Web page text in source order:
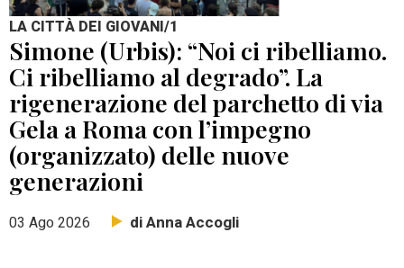
LA CITTÀ DEI GIOVANI/1
Simone (Urbis): “Noi ci ribelliamo.
Ci ribelliamo al degrado”. La
rigenerazione del parchetto di via
Gela a Roma con l’impegno
(organizzato) delle nuove
generazioni
03 Ago 2026 di Anna Accogli